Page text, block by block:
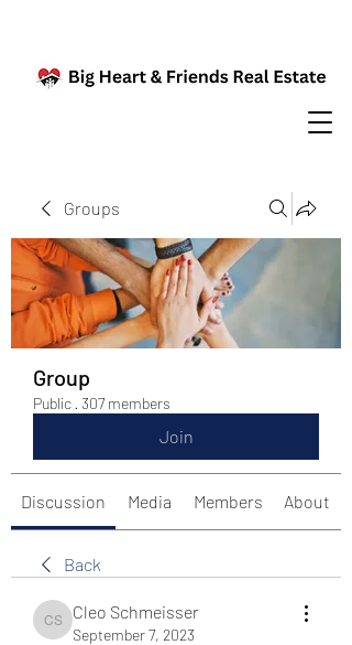
Groups
Group
Public · 307 members
Join
Discussion Media Members About
Back
Cleo Schmeisser
Cleo Schmeisser
September 7, 2023